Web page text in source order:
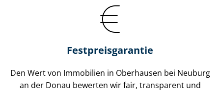
Festpreis​garantie
Den Wert von Immobilien in Oberhausen bei Neuburg
an der Donau bewerten wir fair, transparent und